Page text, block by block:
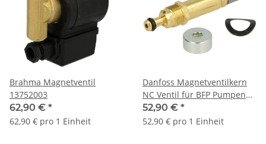
Brahma Magnetventil
13752003
62,90 € *
62,90 € pro 1 Einheit
Danfoss Magnetventilkern
NC Ventil für BFP Pumpen
071N0050
52,90 € *
52,90 € pro 1 Einheit